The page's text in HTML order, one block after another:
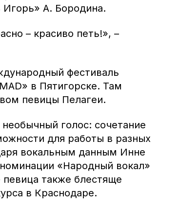
Игорь» А. Бородина.
– красиво петь!», –
фестиваль
в Пятигорске. Там
певицы Пелагеи.
голос: сочетание
для работы в разных
вокальным данным Инне
«Народный вокал»
также блестяще
в Краснодаре.